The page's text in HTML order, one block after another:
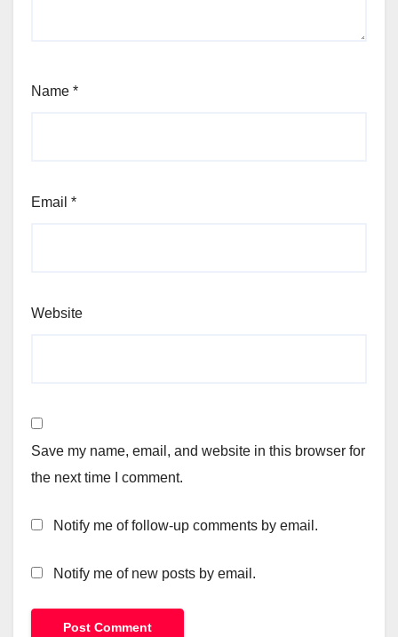
Name *
Email *
Website
Save my name, email, and website in this browser for
the next time I comment.
Notify me of follow-up comments by email.
Notify me of new posts by email.